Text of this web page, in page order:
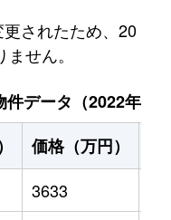
されたため、20
せん。
データ（2022年11
価格（万円）
3633